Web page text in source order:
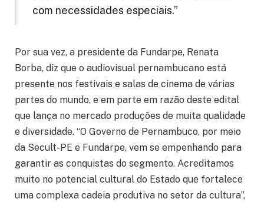
com necessidades especiais.”
Por sua vez, a presidente da Fundarpe, Renata
Borba, diz que o audiovisual pernambucano está
presente nos festivais e salas de cinema de várias
partes do mundo, e em parte em razão deste edital
que lança no mercado produções de muita qualidade
e diversidade. “O Governo de Pernambuco, por meio
da Secult-PE e Fundarpe, vem se empenhando para
garantir as conquistas do segmento. Acreditamos
muito no potencial cultural do Estado que fortalece
uma complexa cadeia produtiva no setor da cultura”,